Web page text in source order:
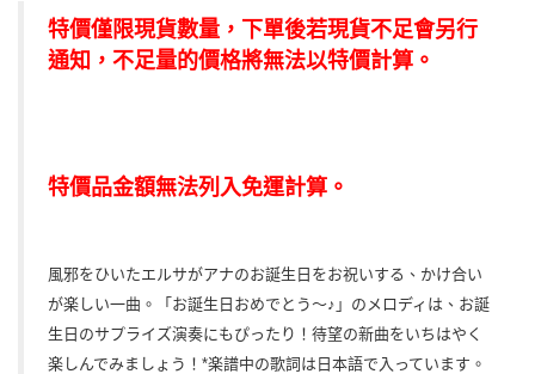
特價僅限現貨數量，下單後若現貨不足會另行
通知，不足量的價格將無法以特價計算。
特價品金額無法列入免運計算。
風邪をひいたエルサがアナのお誕生日をお祝いする、かけ合い
が楽しい一曲。「お誕生日おめでとう～♪」のメロディは、お誕
生日のサプライズ演奏にもぴったり！待望の新曲をいちはやく
楽しんでみましょう！*楽譜中の歌詞は日本語で入っています。